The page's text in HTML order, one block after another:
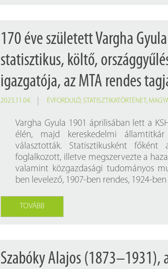
170 éve született Vargha
statisztikus, költő,
igazgatója, az MTA rendes
2023.11.04. ÉVFORDULÓ,STATISZTIKATÖRTÉNET,
Vargha Gyula 1901 áprilisában lett a
élén, majd kereskedelmi
választották. Statisztikusként főként
foglalkozott, illetve megszervezte a
valamint közgazdasági tudományos
ben levelező, 1907-ben rendes, 1924-
TOVÁBB
Szabóky Alajos (1873–1931),